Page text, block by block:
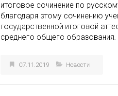
итоговое сочинение по
благодаря этому сочинению
государственной итоговой
среднего общего образования.
07.11.2019 Новости